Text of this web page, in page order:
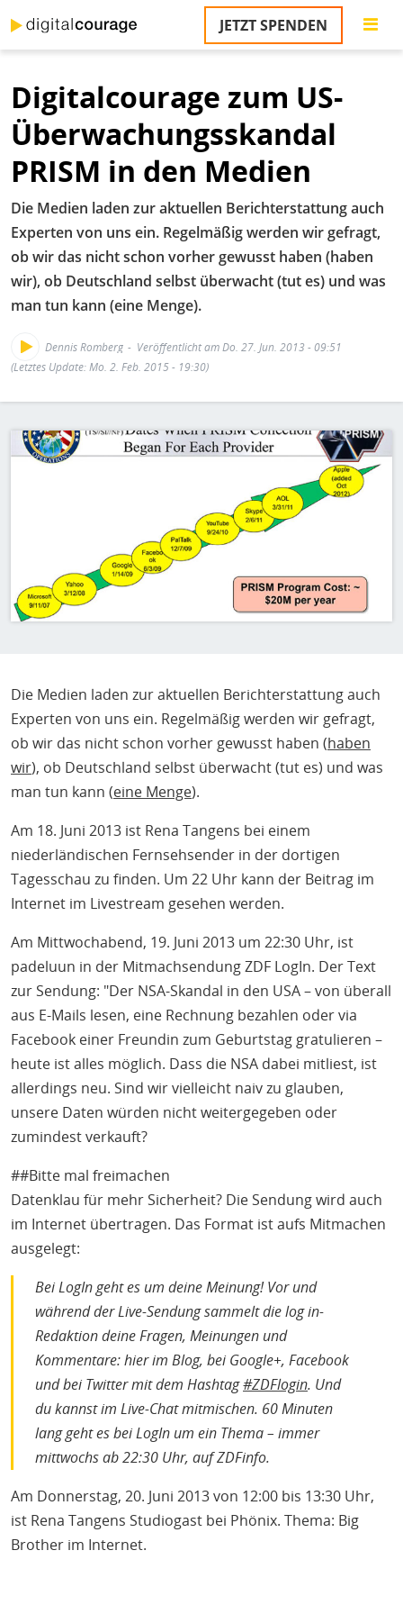
zum
Inhalt
JETZT SPENDEN
Digitalcourage zum US-
Überwachungsskandal
PRISM in den Medien
Die Medien laden zur aktuellen Berichterstattung auch
Experten von uns ein. Regelmäßig werden wir gefragt,
ob wir das nicht schon vorher gewusst haben (haben
wir), ob Deutschland selbst überwacht (tut es) und was
man tun kann (eine Menge).
Dennis Romberg
Veröffentlicht am Do. 27. Jun. 2013 - 09:51
(Letztes Update: Mo. 2. Feb. 2015 - 19:30)
Bild
Die Medien laden zur aktuellen Berichterstattung auch
Experten von uns ein. Regelmäßig werden wir gefragt,
ob wir das nicht schon vorher gewusst haben (haben
wir), ob Deutschland selbst überwacht (tut es) und was
man tun kann (eine Menge).
Am 18. Juni 2013 ist Rena Tangens bei einem
niederländischen Fernsehsender in der dortigen
Tagesschau zu finden. Um 22 Uhr kann der Beitrag im
Internet im Livestream gesehen werden.
Am Mittwochabend, 19. Juni 2013 um 22:30 Uhr, ist
padeluun in der Mitmachsendung ZDF LogIn. Der Text
zur Sendung: "Der NSA-Skandal in den USA – von überall
aus E-Mails lesen, eine Rechnung bezahlen oder via
Facebook einer Freundin zum Geburtstag gratulieren –
heute ist alles möglich. Dass die NSA dabei mitliest, ist
allerdings neu. Sind wir vielleicht naiv zu glauben,
unsere Daten würden nicht weitergegeben oder
zumindest verkauft?
##Bitte mal freimachen
Datenklau für mehr Sicherheit? Die Sendung wird auch
im Internet übertragen. Das Format ist aufs Mitmachen
ausgelegt:
Bei LogIn geht es um deine Meinung! Vor und
während der Live-Sendung sammelt die log in-
Redaktion deine Fragen, Meinungen und
Kommentare: hier im Blog, bei Google+, Facebook
und bei Twitter mit dem Hashtag#ZDFlogin. Und
du kannst im Live-Chat mitmischen. 60 Minuten
lang geht es bei LogIn um ein Thema – immer
mittwochs ab 22:30 Uhr, auf ZDFinfo.
Am Donnerstag, 20. Juni 2013 von 12:00 bis 13:30 Uhr,
ist Rena Tangens Studiogast bei Phönix. Thema: Big
Brother im Internet.